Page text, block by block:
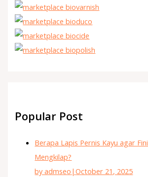
Popular Post
Berapa Lapis Pernis Kayu agar
Mengkilap?
by admseo |October 21, 2025